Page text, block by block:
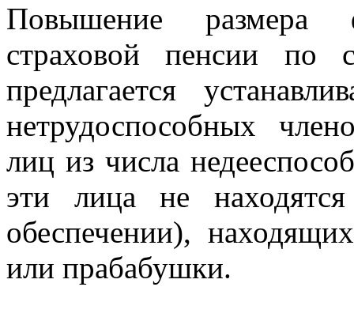
Повышение размера
страховой пенсии по
предлагается
нетрудоспособных
лиц из числа
эти лица не
обеспечении),
или прабабушки.